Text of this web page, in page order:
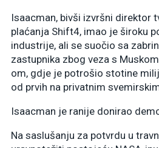
Isaacman, bivši izvršni direktor
plaćanja Shift4, imao je široku
industrije, ali se suočio sa
zastupnika zbog veza s
om, gdje je potrošio stotine
od prvih na privatnim
Isaacman je ranije donirao
Na saslušanju za potvrdu u